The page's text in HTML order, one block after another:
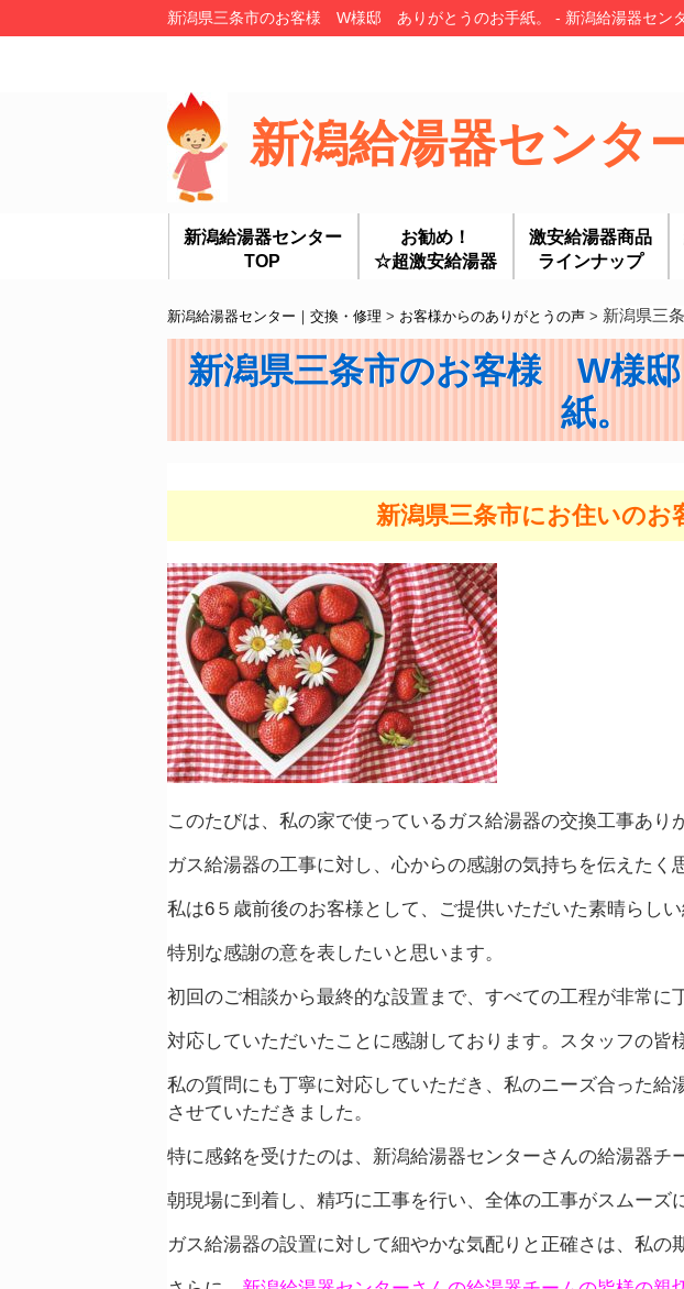
新潟県三条市のお客様 W様邸 ありがとうのお手紙。 - 新潟給湯器セン
新潟給湯器センタ
新潟給湯器センター
TOP
お勧め！
☆超激安給湯器
激安給湯器商品
ラインナップ
新潟給湯器センター｜交換・修理 > お客様からのありがとうの声 > 新潟県三
新潟県三条市のお客様 W様
紙。
新潟県三条市にお住いの
このたびは、私の家で使っているガス給湯器の交換工事あり
ガス給湯器の工事に対し、心からの感謝の気持ちを伝えたく
私は6５歳前後のお客様として、ご提供いただいた素晴らしい
特別な感謝の意を表したいと思います。
初回のご相談から最終的な設置まで、すべての工程が非常に
対応していただいたことに感謝しております。スタッフの皆
私の質問にも丁寧に対応していただき、私のニーズ合った給
させていただきました。
特に感銘を受けたのは、新潟給湯器センターさんの給湯器チ
朝現場に到着し、精巧に工事を行い、全体の工事がスムーズ
ガス給湯器の設置に対して細やかな気配りと正確さは、私の